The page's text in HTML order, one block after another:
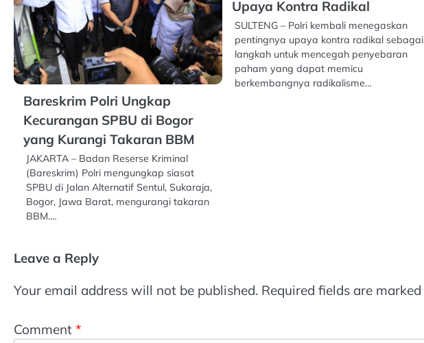
Bareskrim Polri Ungkap
Kecurangan SPBU di Bogor
yang Kurangi Takaran BBM
JAKARTA – Badan Reserse Kriminal
(Bareskrim) Polri mengungkap siasat
SPBU di Jalan Alternatif Sentul, Sukaraja,
Bogor, Jawa Barat, mengurangi takaran
BBM.…
Upaya Kontra Radikal
SULTENG – Polri kembali menegaskan
pentingnya upaya kontra radikal sebagai
langkah untuk mencegah penyebaran
paham yang dapat memicu
berkembangnya radikalisme…
Leave a Reply
Your email address will not be published. Required fields are marked
Comment *